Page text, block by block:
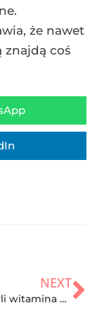
że nawet
znajdą coś
NEXT
Tiamina, czyli witamina B1 – właściwości, występowanie oraz nadmiar i niedobór